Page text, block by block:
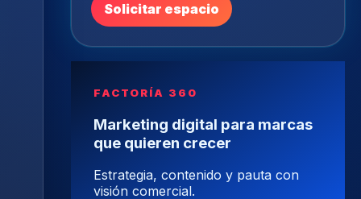
Solicitar espacio
FACTORÍA 360
Marketing digital para marcas
que quieren crecer
Estrategia, contenido y pauta con
visión comercial.